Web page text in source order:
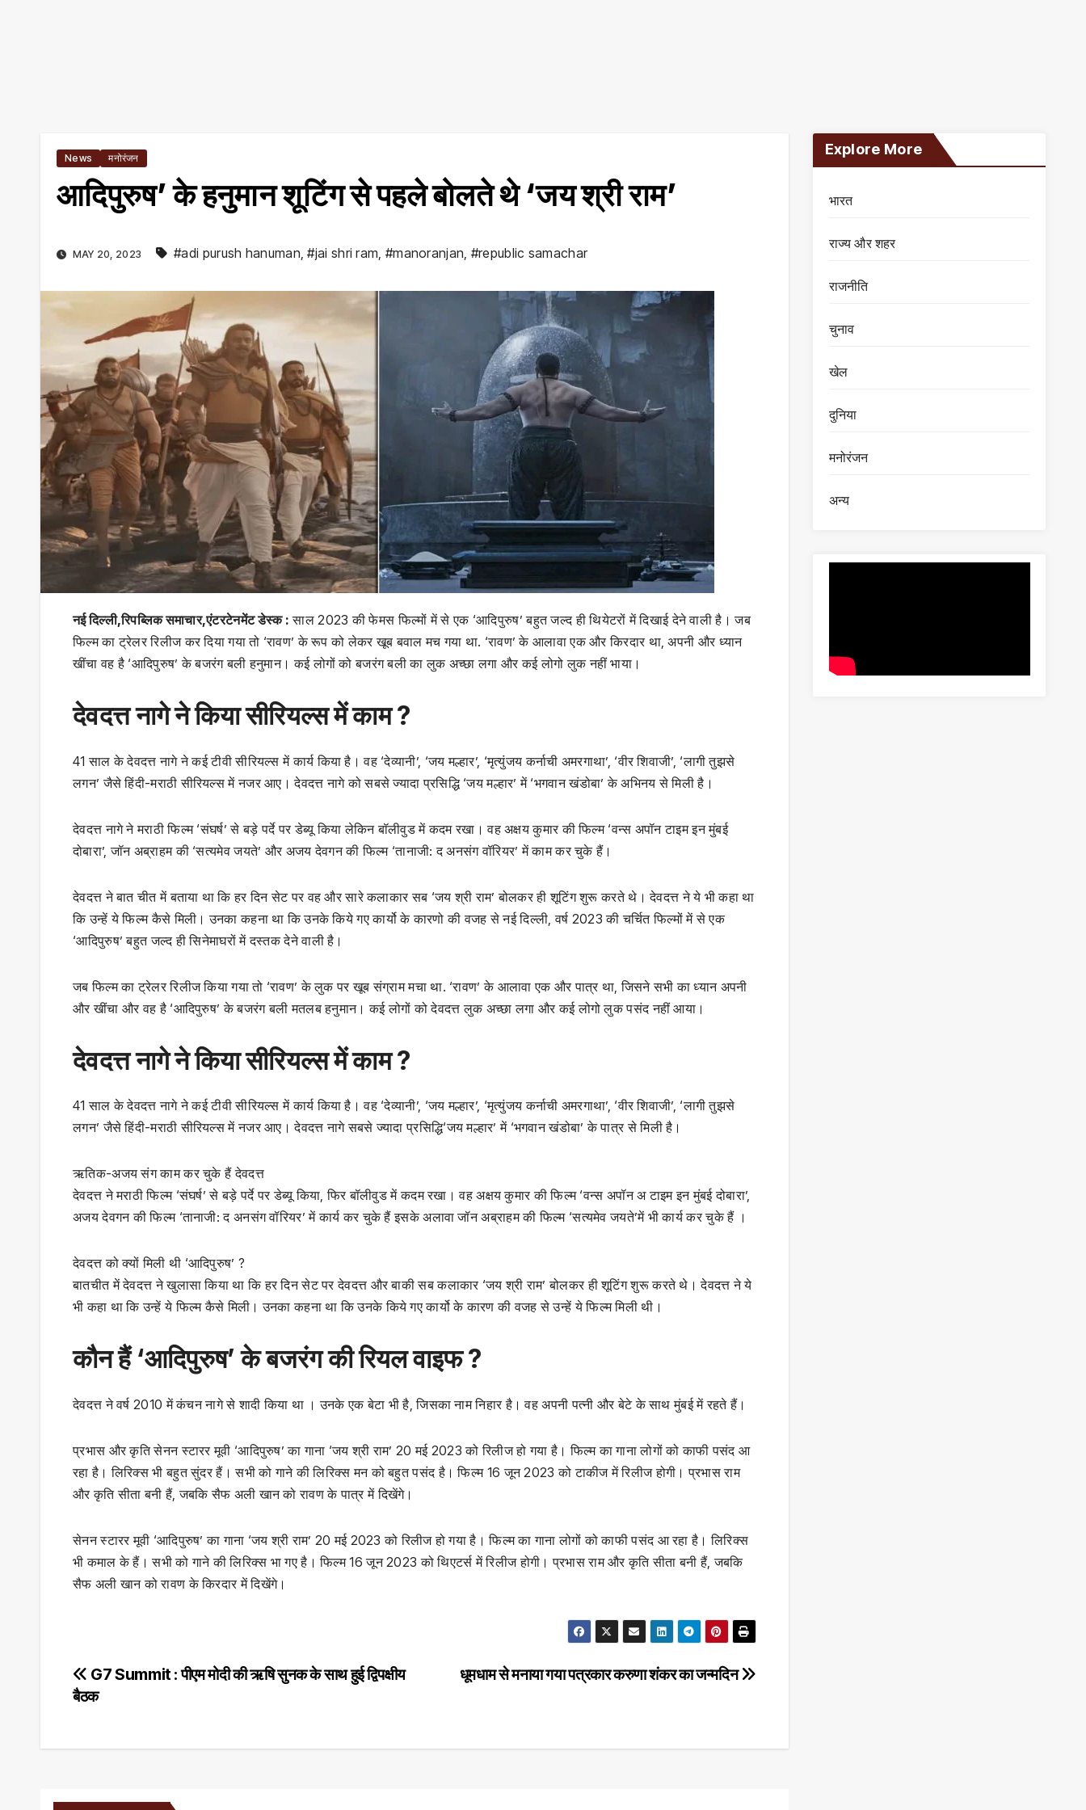
News मनोरंजन
आदिपुरुष’ के हनुमान शूटिंग से पहले बोलते थे ‘जय श्री राम’
MAY 20, 2023 #adi purush hanuman,#jai shri ram, #manoranjan, #republic samachar
नई दिल्ली,रिपब्लिक समाचार,एंटरटेनमेंट डेस्क : साल 2023 की फेमस फिल्मों में से एक ‘आदिपुरुष’ बहुत जल्द ही थियेटरों में दिखाई देने वाली है। जब
फिल्म का ट्रेलर रिलीज कर दिया गया तो ‘रावण’ के रूप को लेकर खूब बवाल मच गया था. ‘रावण’ के आलावा एक और किरदार था, अपनी और ध्यान
खींचा वह है ‘आदिपुरुष’ के बजरंग बली हनुमान। कई लोगों को बजरंग बली का लुक अच्छा लगा और कई लोगो लुक नहीं भाया।
देवदत्त नागे ने किया सीरियल्स में काम ?
41 साल के देवदत्त नागे ने कई टीवी सीरियल्स में कार्य किया है। वह ‘देव्यानी’, ‘जय मल्हार’, ‘मृत्युंजय कर्नाची अमरगाथा’, ‘वीर शिवाजी’, ‘लागी तुझसे
लगन’ जैसे हिंदी-मराठी सीरियल्स में नजर आए। देवदत्त नागे को सबसे ज्यादा प्रसिद्धि ‘जय मल्हार’ में ‘भगवान खंडोबा’ के अभिनय से मिली है।
देवदत्त नागे ने मराठी फिल्म ‘संघर्ष’ से बड़े पर्दे पर डेब्यू किया लेकिन बॉलीवुड में कदम रखा। वह अक्षय कुमार की फिल्म ‘वन्स अपॉन टाइम इन मुंबई
दोबारा’, जॉन अब्राहम की ‘सत्यमेव जयते’ और अजय देवगन की फिल्म ‘तानाजी: द अनसंग वॉरियर’ में काम कर चुके हैं।
देवदत्त ने बात चीत में बताया था कि हर दिन सेट पर वह और सारे कलाकार सब ‘जय श्री राम’ बोलकर ही शूटिंग शुरू करते थे। देवदत्त ने ये भी कहा था
कि उन्हें ये फिल्म कैसे मिली। उनका कहना था कि उनके किये गए कार्यो के कारणो की वजह से नई दिल्ली, वर्ष 2023 की चर्चित फिल्मों में से एक
‘आदिपुरुष’ बहुत जल्द ही सिनेमाघरों में दस्तक देने वाली है।
जब फिल्म का ट्रेलर रिलीज किया गया तो ‘रावण’ के लुक पर खूब संग्राम मचा था. ‘रावण’ के आलावा एक और पात्र था, जिसने सभी का ध्यान अपनी
और खींचा और वह है ‘आदिपुरुष’ के बजरंग बली मतलब हनुमान। कई लोगों को देवदत्त लुक अच्छा लगा और कई लोगो लुक पसंद नहीं आया।
देवदत्त नागे ने किया सीरियल्स में काम ?
41 साल के देवदत्त नागे ने कई टीवी सीरियल्स में कार्य किया है। वह ‘देव्यानी’, ‘जय मल्हार’, ‘मृत्युंजय कर्नाची अमरगाथा’, ‘वीर शिवाजी’, ‘लागी तुझसे
लगन’ जैसे हिंदी-मराठी सीरियल्स में नजर आए। देवदत्त नागे सबसे ज्यादा प्रसिद्धि‘जय मल्हार’ में ‘भगवान खंडोबा’ के पात्र से मिली है।
ऋतिक-अजय संग काम कर चुके हैं देवदत्त
देवदत्त ने मराठी फिल्म ‘संघर्ष’ से बड़े पर्दे पर डेब्यू किया, फिर बॉलीवुड में कदम रखा। वह अक्षय कुमार की फिल्म ‘वन्स अपॉन अ टाइम इन मुंबई दोबारा’,
अजय देवगन की फिल्म ‘तानाजी: द अनसंग वॉरियर’ में कार्य कर चुके हैं इसके अलावा जॉन अब्राहम की फिल्म ‘सत्यमेव जयते’में भी कार्य कर चुके हैं ।
देवदत्त को क्यों मिली थी ‘आदिपुरुष’ ?
बातचीत में देवदत्त ने खुलासा किया था कि हर दिन सेट पर देवदत्त और बाकी सब कलाकार ‘जय श्री राम’ बोलकर ही शूटिंग शुरू करते थे। देवदत्त ने ये
भी कहा था कि उन्हें ये फिल्म कैसे मिली। उनका कहना था कि उनके किये गए कार्यो के कारण की वजह से उन्हें ये फिल्म मिली थी।
कौन हैं ‘आदिपुरुष’ के बजरंग की रियल वाइफ ?
देवदत्त ने वर्ष 2010 में कंचन नागे से शादी किया था । उनके एक बेटा भी है, जिसका नाम निहार है। वह अपनी पत्नी और बेटे के साथ मुंबई में रहते हैं।
प्रभास और कृति सेनन स्टारर मूवी ‘आदिपुरुष’ का गाना ‘जय श्री राम’ 20 मई 2023 को रिलीज हो गया है। फिल्म का गाना लोगों को काफी पसंद आ
रहा है। लिरिक्स भी बहुत सुंदर हैं। सभी को गाने की लिरिक्स मन को बहुत पसंद है। फिल्म 16 जून 2023 को टाकीज में रिलीज होगी। प्रभास राम
और कृति सीता बनी हैं, जबकि सैफ अली खान को रावण के पात्र में दिखेंगे।
सेनन स्टारर मूवी ‘आदिपुरुष’ का गाना ‘जय श्री राम’ 20 मई 2023 को रिलीज हो गया है। फिल्म का गाना लोगों को काफी पसंद आ रहा है। लिरिक्स
भी कमाल के हैं। सभी को गाने की लिरिक्स भा गए है। फिल्म 16 जून 2023 को थिएटर्स में रिलीज होगी। प्रभास राम और कृति सीता बनी हैं, जबकि
सैफ अली खान को रावण के किरदार में दिखेंगे।
Post
धूमधाम से मनाया गया पत्रकार करुणा शंकर का जन्मदिन
G7 Summit : पीएम मोदी की ऋषि सुनक के साथ हुई द्विपक्षीय
बैठक
Explore More
भारत
राज्य और शहर
राजनीति
चुनाव
खेल
दुनिया
मनोरंजन
अन्य